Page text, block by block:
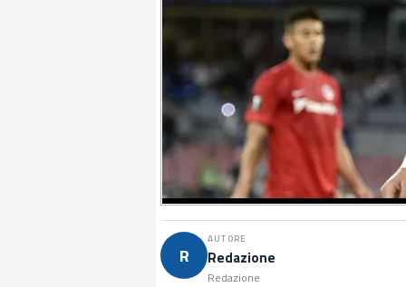
R
AUTORE
Redazione
Redazione